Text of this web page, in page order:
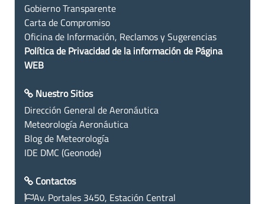
Gobierno Transparente
Carta de Compromiso
Oficina de Información, Reclamos y Sugerencias
Política de Privacidad de la información de Página
WEB
Nuestro Sitios
Dirección General de Aeronáutica
Meteorología Aeronáutica
Blog de Meteorología
IDE DMC (Geonode)
Contactos
Av. Portales 3450, Estación Central